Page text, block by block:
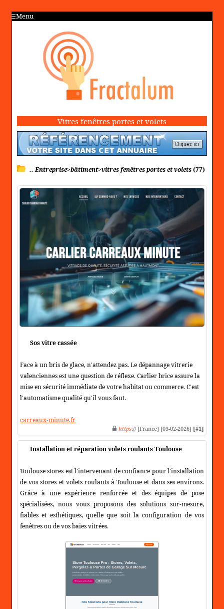
Menu
Vitres fenêtres portes et volets
.. Entreprise>bâtiment>vitres fenêtres portes et volets(77)
Sos vitre cassée
Face à un bris de glace, n'attendez pas. Le dépannage vitrerie
valenciennes est une question de réflexe. Carlier brice assure la
mise en sécurité immédiate de votre habitat ou commerce. C'est
l'automatisme qualité qu'il vous faut.
carreaux-minute.fr
https:// [France] [03-02-2026] [#1]
Installation et réparation volets roulants Toulouse
Toulouse stores est l'intervenant de confiance pour l'installation
de vos stores et volets roulants à Toulouse et dans ses environs.
Grâce à une expérience renforcée et des équipes de pose
spécialisées, nous vous proposons des solutions sur-mesure,
fiables et esthétiques, quelle que soit la configuration de vos
fenêtres ou de vos baies vitrées.